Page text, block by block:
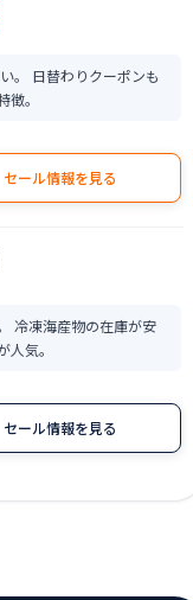
。 日替わりクーポンも
。
セール情報を見る
冷凍海産物の在庫が安
気。
セール情報を見る